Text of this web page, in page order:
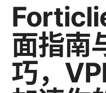
面指南
巧，